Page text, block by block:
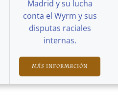
Madrid y su lucha
conta el Wyrm y sus
disputas raciales
internas.
MÁS INFORMACIÓN